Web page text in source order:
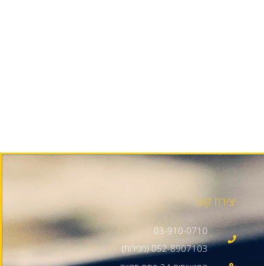
יצירת קשר
03-910-0710
052-8907103 (מכירות)